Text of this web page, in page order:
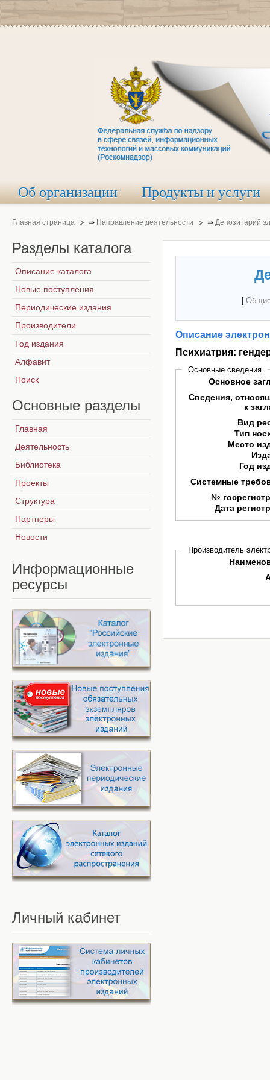
Об организации Продукты и услуги
Главная страница ⇒ Направление деятельности ⇒ Депозитарий
Описание
Психиатрия:
Основные сведения
Основное
Сведения,
к
Вид
Тип
Место
Год
Системные
№
Дата
Производитель
Разделы каталога
Описание каталога
Новые поступления
Периодические издания
Производители
Год издания
Алфавит
Поиск
Основные разделы
Главная
Деятельность
Библиотека
Проекты
Структура
Партнеры
Новости
Информационные
ресурсы
Личный кабинет